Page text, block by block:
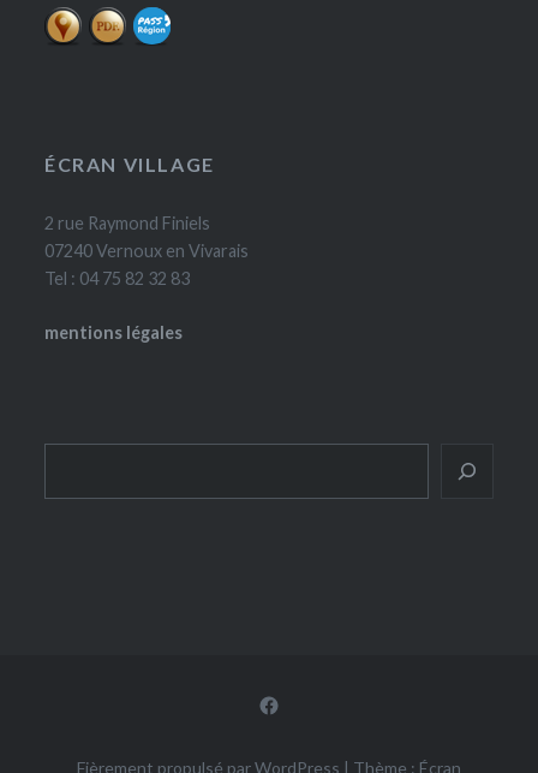
ÉCRAN VILLAGE
2 rue Raymond Finiels
07240 Vernoux en Vivarais
Tel : 04 75 82 32 83
mentions légales
Facebook
Fièrement propulsé par WordPress | Thème : Écran